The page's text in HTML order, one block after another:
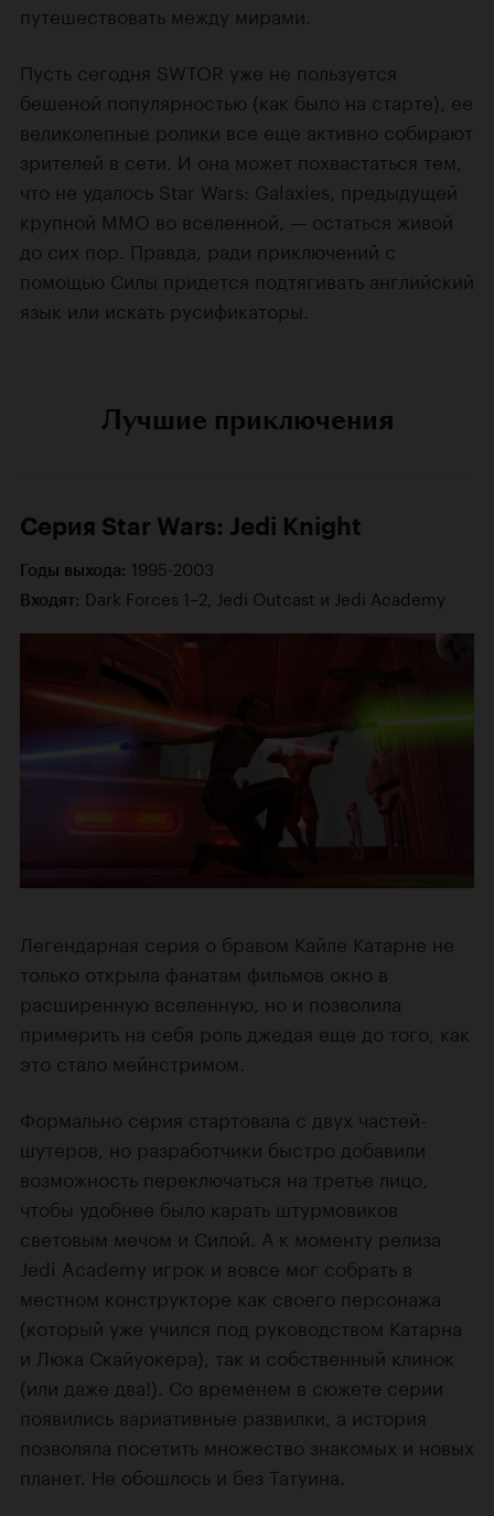
путешествовать между мирами.
Пусть сегодня SWTOR уже не пользуется
бешеной популярностью (как было на старте), ее
великолепные ролики все еще активно собирают
зрителей в сети. И она может похвастаться тем,
что не удалось Star Wars: Galaxies, предыдущей
крупной MMO во вселенной, — остаться живой
до сих пор. Правда, ради приключений с
помощью Силы придется подтягивать английский
язык или искать русификаторы.
Лучшие приключения
Серия Star Wars: Jedi Knight
Годы выхода: 1995-2003
Входят: Dark Forces 1–2, Jedi Outcast и Jedi Academy
Легендарная серия о бравом Кайле Катарне не
только открыла фанатам фильмов окно в
расширенную вселенную, но и позволила
примерить на себя роль джедая еще до того, как
это стало мейнстримом.
Формально серия стартовала с двух частей-
шутеров, но разработчики быстро добавили
возможность переключаться на третье лицо,
чтобы удобнее было карать штурмовиков
световым мечом и Силой. А к моменту релиза
Jedi Academy игрок и вовсе мог собрать в
местном конструкторе как своего персонажа
(который уже учился под руководством Катарна
и Люка Скайуокера), так и собственный клинок
(или даже два!). Со временем в сюжете серии
появились вариативные развилки, а история
позволяла посетить множество знакомых и новых
планет. Не обошлось и без Татуина.